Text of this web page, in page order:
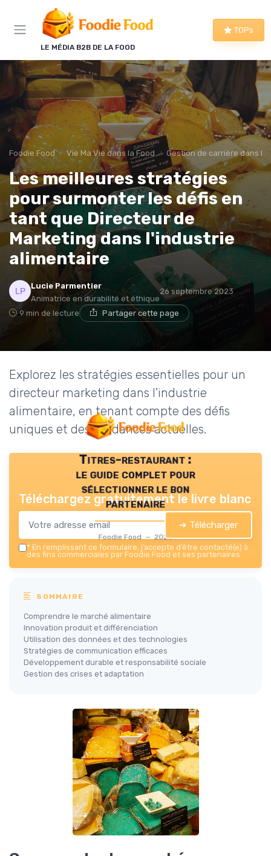
LE MÉDIA B2B DE LA FOOD
TOPs
Foodie Food Vie Ma Vie dans la Food Gestion de carrière dans la
Les meilleures stratégies
pour surmonter les défis en
tant que Directeur de
Marketing dans l'industrie
alimentaire
Lucie Parmentier
Animatrice en durabilité et éthique
26 septembre 2023
9 min de lecture Partager cette page
Explorez les stratégies essentielles pour un
directeur marketing dans l'industrie
alimentaire, en tenant compte des défis
uniques et des tendances actuelles.
Titres-restaurant :
le guide complet pour
sélectionner le bon
partenaire
Foodie Food — 2026
Téléchargez gratuitement le livre blanc
➔ Télécharger
* En remplissant ce formulaire, j’accepte d’être contacté(e) à
des fins commerciales par Foodie Food et ses partenaires.
SOMMAIRE
Comprendre le marché alimentaire
Innovation produit et différenciation
Utilisation des données et des technologies
Stratégies de communication efficaces
Développement durable et responsabilité sociale
Gestion des crises et adaptation
Panneau de gestion des cookies